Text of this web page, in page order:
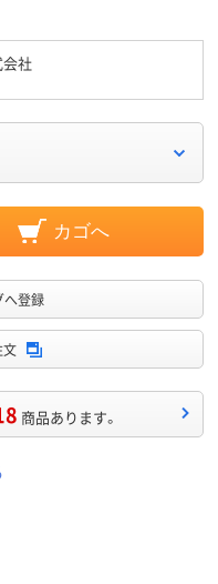
社
カゴへ
へ登録
文
商品あります。